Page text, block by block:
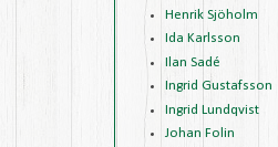
Henrik Sjöholm
Ida Karlsson
Ilan Sadé
Ingrid Gustafsson
Ingrid Lundqvist
Johan Folin